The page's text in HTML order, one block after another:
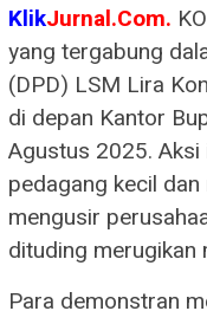
KlikJurnal.Com.
yang tergabung
(DPD) LSM Lira
di depan Kantor
Agustus 2025.
pedagang kecil
mengusir
dituding merugikan
Para demonstran